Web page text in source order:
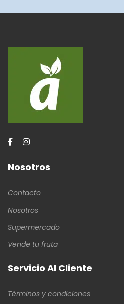
Nosotros
Contacto
Nosotros
Supermercado
Vende tu fruta
Servicio Al Cliente
Términos y condiciones